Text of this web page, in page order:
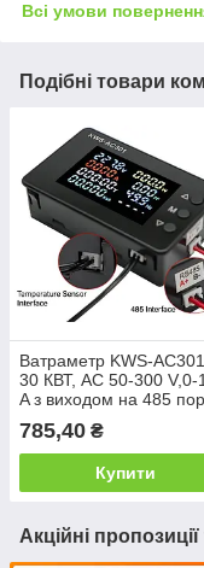
Всі умови
Подібні товари
Ватраметр KWS-
30 КВТ, AC 50-300 V,0-
A з виходом на 485
785,40 ₴
Купити
Акційні